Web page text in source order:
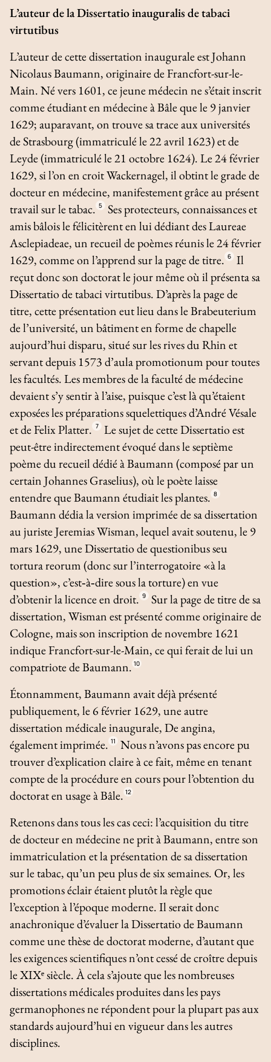
L’auteur de laDissertatio inauguralis de tabaci
virtutibus
L’auteur de cette dissertation inaugurale est Johann
Nicolaus Baumann, originaire de Francfort-sur-le-
Main. Né vers 1601, ce jeune médecin ne s’était inscrit
comme étudiant en médecine à Bâle que le 9 janvier
1629; auparavant, on trouve sa trace aux universités
de Strasbourg (immatriculé le 22 avril 1623) et de
Leyde (immatriculé le 21 octobre 1624). Le 24 février
1629, si l’on en croit Wackernagel, il obtint le grade de
docteur en médecine, manifestement grâce au présent
travail sur le tabac. 5
Ses protecteurs, connaissances et
amis bâlois le félicitèrent en lui dédiant desLaureae
Asclepiadeae, un recueil de poèmes réunis le 24 février
1629, comme on l’apprend sur la page de titre. 6
Il
reçut donc son doctorat le jour même où il présenta sa
Dissertatio de tabaci virtutibus. D’après la page de
titre, cette présentation eut lieu dans leBrabeuterium
de l’université, un bâtiment en forme de chapelle
aujourd’hui disparu, situé sur les rives du Rhin et
servant depuis 1573 d’aulapromotionumpour toutes
les facultés. Les membres de la faculté de médecine
devaient s’y sentir à l’aise, puisque c’est là qu’étaient
exposées les préparations squelettiques d’André Vésale
et de Felix Platter. 7 Le sujet de cetteDissertatioest
peut-être indirectement évoqué dans le septième
poème du recueil dédié à Baumann (composé par un
certain Johannes Graselius), où le poète laisse
entendre que Baumann étudiait les plantes. 8
Baumann dédia la version imprimée de sa dissertation
au juriste Jeremias Wisman, lequel avait soutenu, le 9
mars 1629, uneDissertatio de questionibus seu
tortura reorum(donc sur l’interrogatoire «à la
question», c’est‑à‑dire sous la torture) en vue
d’obtenir la licence en droit. 9
Sur la page de titre de sa
dissertation, Wisman est présenté comme originaire de
Cologne, mais son inscription de novembre 1621
indique Francfort-sur-le-Main, ce qui ferait de lui un
compatriote de Baumann. 10
Étonnamment, Baumann avait déjà présenté
publiquement, le 6 février 1629, une autre
dissertation médicale inaugurale,De angina,
également imprimée. 11
Nous n’avons pas encore pu
trouver d’explication claire à ce fait, même en tenant
compte de la procédure en cours pour l’obtention du
doctorat en usage à Bâle. 12
Retenons dans tous les cas ceci: l’acquisition du titre
de docteur en médecine ne prit à Baumann, entre son
immatriculation et la présentation de sa dissertation
sur le tabac, qu’un peu plus de six semaines. Or, les
promotions éclair étaient plutôt la règle que
l’exception à l’époque moderne. Il serait donc
anachronique d’évaluer laDissertatiode Baumann
comme une thèse de doctorat moderne, d’autant que
les exigences scientifiques n’ont cessé de croître depuis
le XIXᵉ siècle. À cela s’ajoute que les nombreuses
dissertations médicales produites dans les pays
germanophones ne répondent pour la plupart pas aux
standards aujourd’hui en vigueur dans les autres
disciplines.